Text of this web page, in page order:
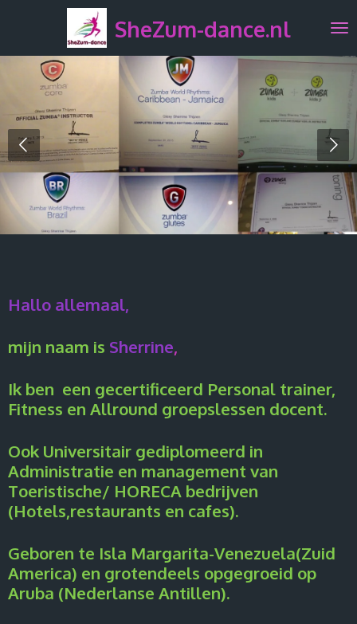
hoofdinhoud
SheZum-dance.nl
Hallo allemaal,
mijn naam is Sherrine,
Ik ben een gecertificeerd Personal trainer,
Fitness en Allround groepslessen docent.
Ook Universitair gediplomeerd in
Administratie en management van
Toeristische/ HORECA bedrijven
(Hotels,restaurants en cafes).
Geboren te Isla Margarita-Venezuela(Zuid
America) en grotendeels opgegroeid op
Aruba (Nederlanse Antillen).